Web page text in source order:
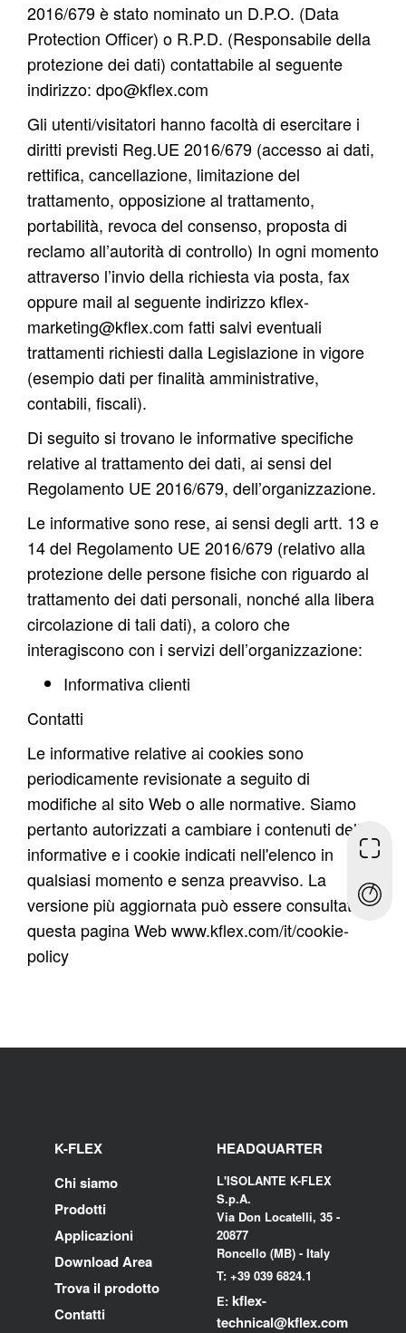
2016/679 è stato nominato un D.P.O. (Data
Protection Officer) o R.P.D. (Responsabile della
protezione dei dati) contattabile al seguente
indirizzo: dpo@kflex.com
Gli utenti/visitatori hanno facoltà di esercitare i
diritti previsti Reg.UE 2016/679 (accesso ai dati,
rettifica, cancellazione, limitazione del
trattamento, opposizione al trattamento,
portabilità, revoca del consenso, proposta di
reclamo all’autorità di controllo) In ogni momento
attraverso l’invio della richiesta via posta, fax
oppure mail al seguente indirizzo kflex-
marketing@kflex.com fatti salvi eventuali
trattamenti richiesti dalla Legislazione in vigore
(esempio dati per finalità amministrative,
contabili, fiscali).
Di seguito si trovano le informative specifiche
relative al trattamento dei dati, ai sensi del
Regolamento UE 2016/679, dell’organizzazione.
Le informative sono rese, ai sensi degli artt. 13 e
14 del Regolamento UE 2016/679 (relativo alla
protezione delle persone fisiche con riguardo al
trattamento dei dati personali, nonché alla libera
circolazione di tali dati), a coloro che
interagiscono con i servizi dell’organizzazione:
Informativa clienti
Contatti
Le informative relative ai cookies sono
periodicamente revisionate a seguito di
modifiche al sito Web o alle normative. Siamo
pertanto autorizzati a cambiare i contenuti delle
informative e i cookie indicati nell'elenco in
qualsiasi momento e senza preavviso. La
versione più aggiornata può essere consultata in
questa pagina Webwww.kflex.com/it/cookie-
policy
K-FLEX
Chi siamo
Prodotti
Applicazioni
Download Area
Trova il prodotto
Contatti
HEADQUARTER
L'ISOLANTE K-FLEX
S.p.A.
Via Don Locatelli, 35 -
20877
Roncello (MB) - Italy
T: +39 039 6824.1
E: kflex-
technical@kflex.com